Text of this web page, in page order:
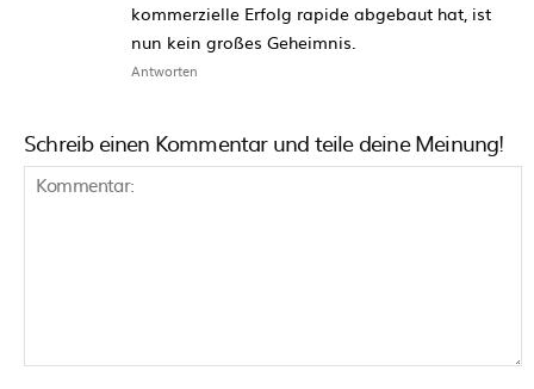
kommerzielle Erfolg rapide abgebaut hat, ist
nun kein großes Geheimnis.
Antworten
Schreib einen Kommentar und teile deine Meinung!